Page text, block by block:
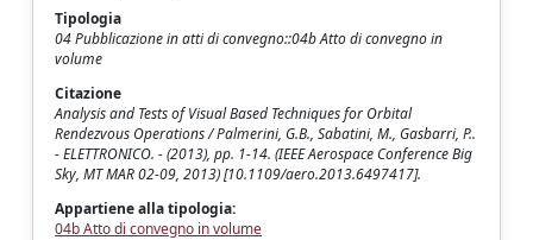
Tipologia
04 Pubblicazione in atti di convegno::04b Atto di convegno in
volume
Citazione
Analysis and Tests of Visual Based Techniques for Orbital
Rendezvous Operations / Palmerini, G.B., Sabatini, M., Gasbarri, P..
- ELETTRONICO. - (2013), pp. 1-14. (IEEE Aerospace Conference Big
Sky, MT MAR 02-09, 2013) [10.1109/aero.2013.6497417].
Appartiene alla tipologia:
04b Atto di convegno in volume